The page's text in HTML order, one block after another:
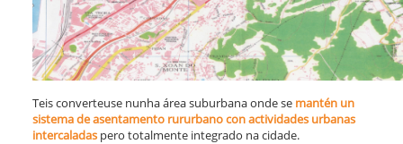
Teis converteuse nunha área suburbana onde se mantén un
sistema de asentamento rururbano con actividades urbanas
intercaladas pero totalmente integrado na cidade.